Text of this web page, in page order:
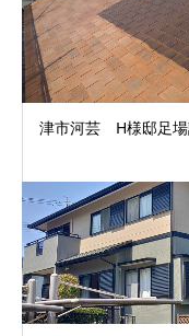
津市河芸 H様邸足